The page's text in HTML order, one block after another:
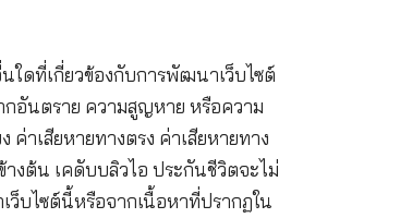
วไอ ประกันชีวิต
ประกันว่าข้อมูลต่างๆ ที่สามารถเข้าถึงได้ผ่
ว่าการทำงานด้านต่างๆ ของวัสดุอุปกรณ์จ
ซต์สามารถให้บริการได้จะปลอดภัยจากไวรั